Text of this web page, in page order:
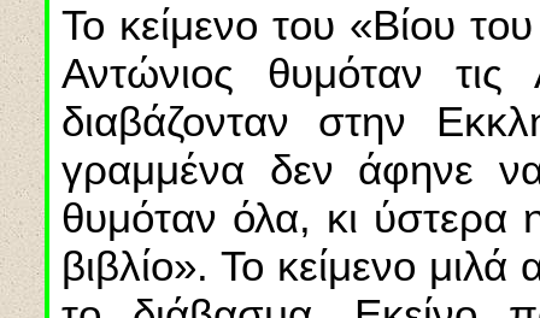
Το κείμενο του «Βίου
Αντώνιος θυμόταν τις
διαβάζονταν στην
γραμμένα δεν άφηνε
θυμόταν όλα, κι ύστερα
βιβλίο». Το κείμενο